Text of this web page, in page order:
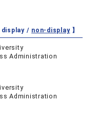
display / non-display】
Administration
Administration